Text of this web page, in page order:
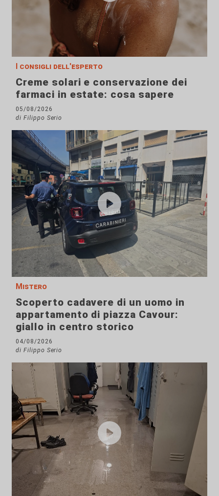
I consigli dell'esperto
Creme solari e conservazione dei
farmaci in estate: cosa sapere
05/08/2026
di Filippo Serio
Mistero
Scoperto cadavere di un uomo in
appartamento di piazza Cavour:
giallo in centro storico
04/08/2026
di Filippo Serio